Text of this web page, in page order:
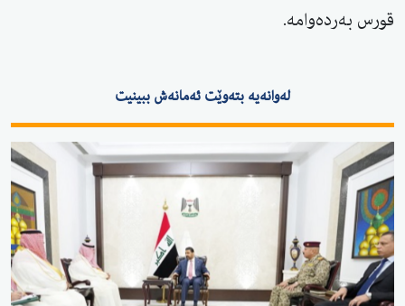
قورس بەردەوامە.
لەوانەیە بتەوێت ئەمانەش ببینیت